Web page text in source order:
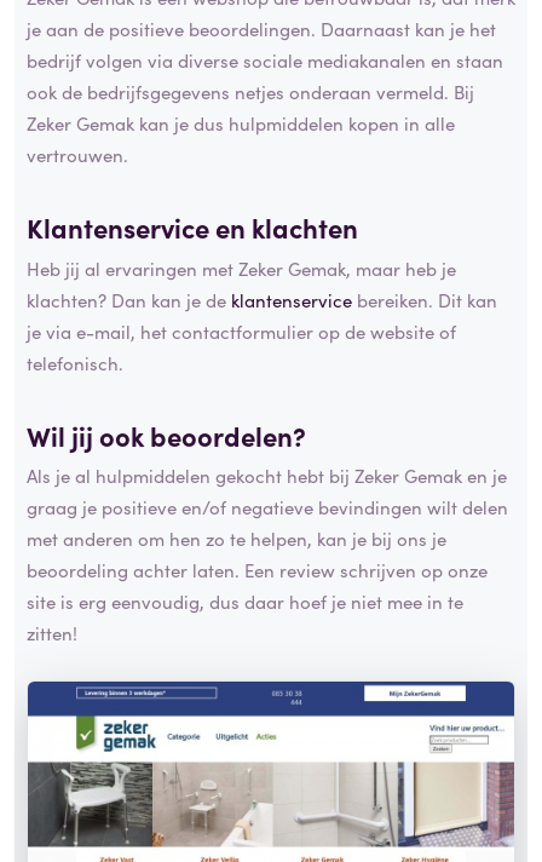
je aan de positieve beoordelingen. Daarnaast kan je het
bedrijf volgen via diverse sociale mediakanalen en staan
ook de bedrijfsgegevens netjes onderaan vermeld. Bij
Zeker Gemak kan je dus hulpmiddelen kopen in alle
vertrouwen.
Klantenservice en klachten
Heb jij al ervaringen met Zeker Gemak, maar heb je
klachten? Dan kan je de klantenservice bereiken. Dit kan
je via e-mail, het contactformulier op de website of
telefonisch.
Wil jij ook beoordelen?
Als je al hulpmiddelen gekocht hebt bij Zeker Gemak en je
graag je positieve en/of negatieve bevindingen wilt delen
met anderen om hen zo te helpen, kan je bij ons je
beoordeling achter laten. Een review schrijven op onze
site is erg eenvoudig, dus daar hoef je niet mee in te
zitten!